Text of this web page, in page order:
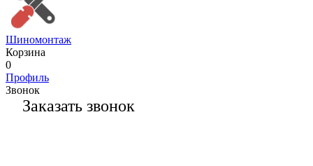
Шиномонтаж
Корзина
0
Профиль
Звонок
Заказать звонок